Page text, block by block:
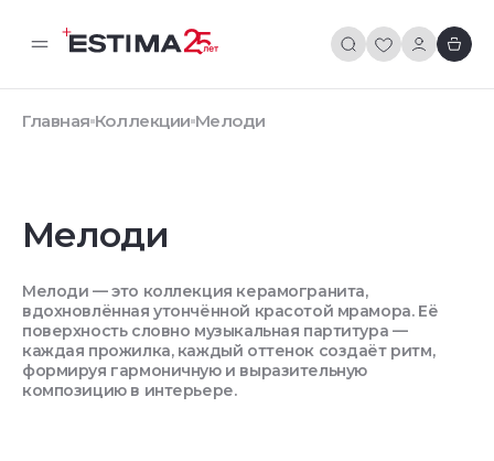
Главная Коллекции Мелоди
Мелоди
Мелоди — это коллекция керамогранита,
вдохновлённая утончённой красотой мрамора. Её
поверхность словно музыкальная партитура —
каждая прожилка, каждый оттенок создаёт ритм,
формируя гармоничную и выразительную
композицию в интерьере.